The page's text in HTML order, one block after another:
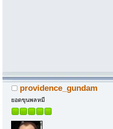
providence_gundam
ยอดขุนพลหมี